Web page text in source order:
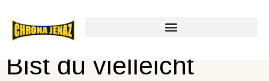
Bist du vielleicht